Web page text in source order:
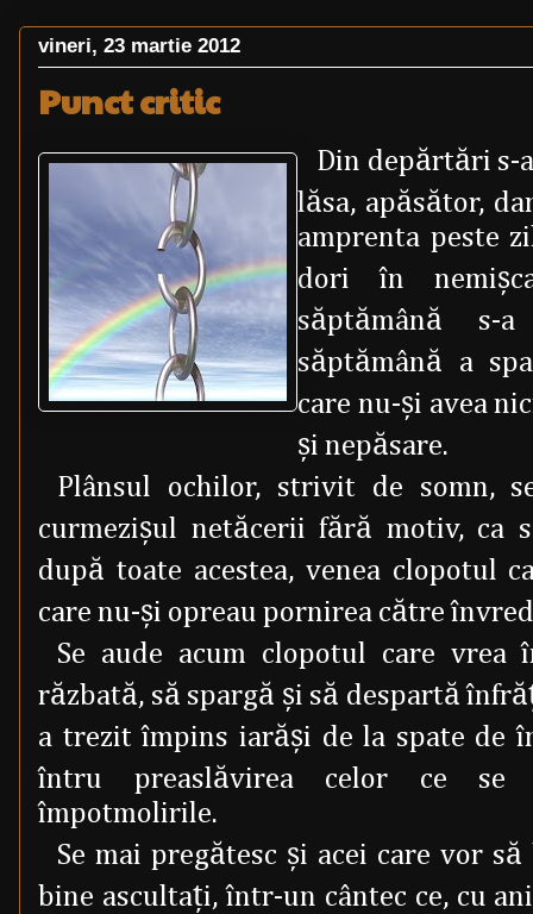
vineri, 23 martie 2012
Punct critic
Din depărtări s-
lăsa, apăsător,
amprenta peste
dori în
săptămână s-
săptămână a
care nu-şi avea
şi nepăsare.
Plânsul ochilor, strivit de somn,
curmezişul netăcerii fără motiv, ca
după toate acestea, venea clopotul
care nu-şi opreau pornirea către
Se aude acum clopotul care
răzbată, să spargă şi să despartă
a trezit împins iarăşi de la spate de
întru preaslăvirea celor ce se
împotmolirile.
Se mai pregătesc şi acei care vor
bine ascultaţi, într-un cântec ce, cu